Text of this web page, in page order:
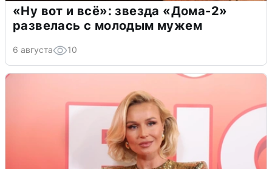
«Ну вот и всё»: звезда «Дома-2»
развелась с молодым мужем
6 августа 10